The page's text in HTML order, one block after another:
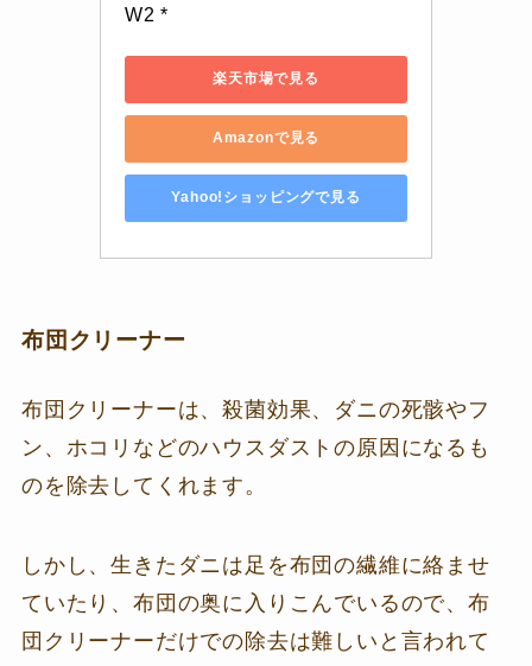
W2 *
楽天市場で見る
Amazonで見る
Yahoo!ショッピングで見る
布団クリーナー
布団クリーナーは、殺菌効果、ダニの死骸やフ
ン、ホコリなどのハウスダストの原因になるも
のを除去してくれます。
しかし、生きたダニは足を布団の繊維に絡ませ
ていたり、布団の奥に入りこんでいるので、布
団クリーナーだけでの除去は難しいと言われて